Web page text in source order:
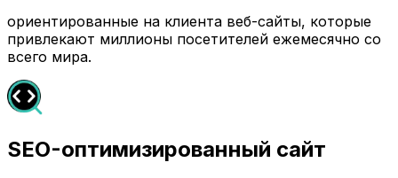
ориентированные на клиента веб-сайты, которые
привлекают миллионы посетителей ежемесячно со
всего мира.
SEO-оптимизированный сайт